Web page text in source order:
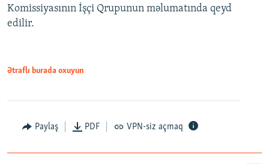
Komissiyasının İşçi Qrupunun məlumatında qeyd
edilir.
Ətraflı burada oxuyun
Paylaş PDF VPN-siz açmaq